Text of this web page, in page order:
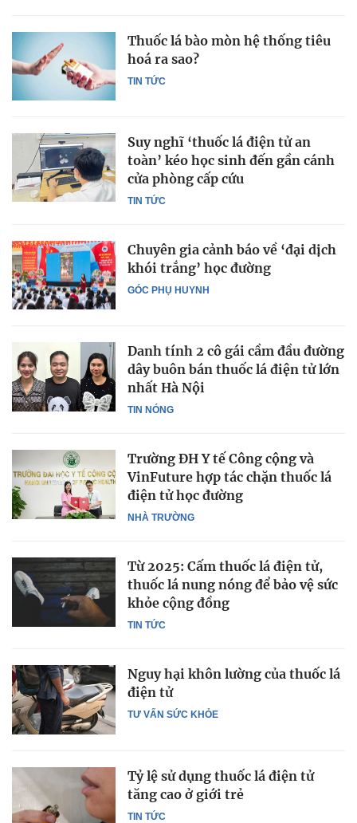
TIN TỨC
Thuốc lá bào mòn hệ thống tiêu
hoá ra sao?
TIN TỨC
Suy nghĩ ‘thuốc lá điện tử an
toàn’ kéo học sinh đến gần cánh
cửa phòng cấp cứu
GÓC PHỤ HUYNH
Chuyên gia cảnh báo về ‘đại dịch
khói trắng’ học đường
TIN NÓNG
Danh tính 2 cô gái cầm đầu đường
dây buôn bán thuốc lá điện tử lớn
nhất Hà Nội
NHÀ TRƯỜNG
Trường ĐH Y tế Công cộng và
VinFuture hợp tác chặn thuốc lá
điện tử học đường
TIN TỨC
Từ 2025: Cấm thuốc lá điện tử,
thuốc lá nung nóng để bảo vệ sức
khỏe cộng đồng
TƯ VẤN SỨC KHỎE
Nguy hại khôn lường của thuốc lá
điện tử
TIN TỨC
Tỷ lệ sử dụng thuốc lá điện tử
tăng cao ở giới trẻ